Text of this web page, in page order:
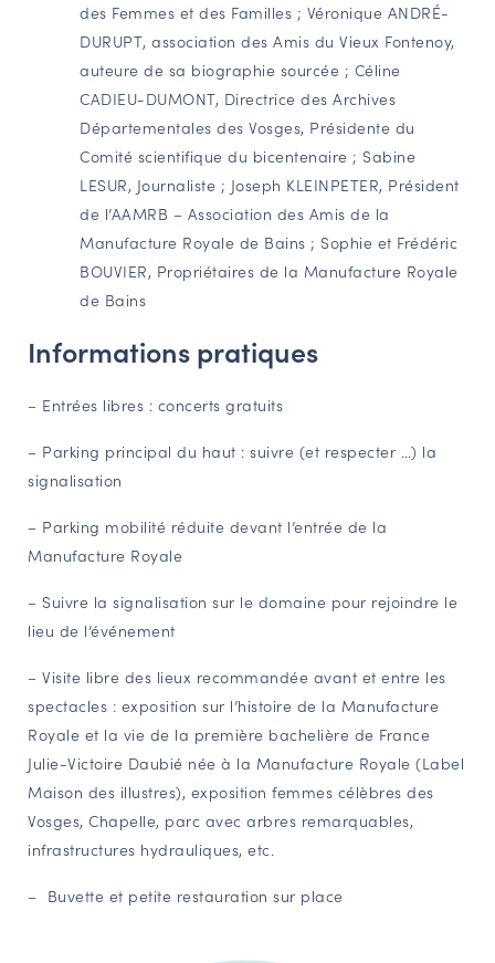
des Femmes et des Familles ; Véronique ANDRÉ-
DURUPT, association des Amis du Vieux Fontenoy,
auteure de sa biographie sourcée ; Céline
CADIEU-DUMONT, Directrice des Archives
Départementales des Vosges, Présidente du
Comité scientifique du bicentenaire ; Sabine
LESUR, Journaliste ; Joseph KLEINPETER, Président
de l’AAMRB – Association des Amis de la
Manufacture Royale de Bains ; Sophie et Frédéric
BOUVIER, Propriétaires de la Manufacture Royale
de Bains
Informations pratiques
– Entrées libres : concerts gratuits
– Parking principal du haut : suivre (et respecter …) la
signalisation
– Parking mobilité réduite devant l’entrée de la
Manufacture Royale
– Suivre la signalisation sur le domaine pour rejoindre le
lieu de l’événement
– Visite libre des lieux recommandée avant et entre les
spectacles : exposition sur l’histoire de la Manufacture
Royale et la vie de la première bachelière de France
Julie-Victoire Daubié née à la Manufacture Royale (Label
Maison des illustres), exposition femmes célèbres des
Vosges, Chapelle, parc avec arbres remarquables,
infrastructures hydrauliques, etc.
– Buvette et petite restauration sur place